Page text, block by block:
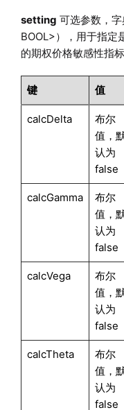
setting 可选参数，
BOOL>），用于指定
的期权价格敏感性指
键 值
calcDelta
布尔
值，
认为
false
calcGamma
布尔
值，
认为
false
calcVega
布尔
值，
认为
false
calcTheta
布尔
值，
认为
false